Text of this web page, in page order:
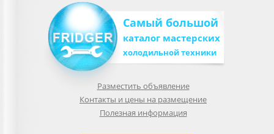
Самый большой
каталог мастерских
холодильной техники
Разместить объявление
Контакты и цены на размещение
Полезная информация